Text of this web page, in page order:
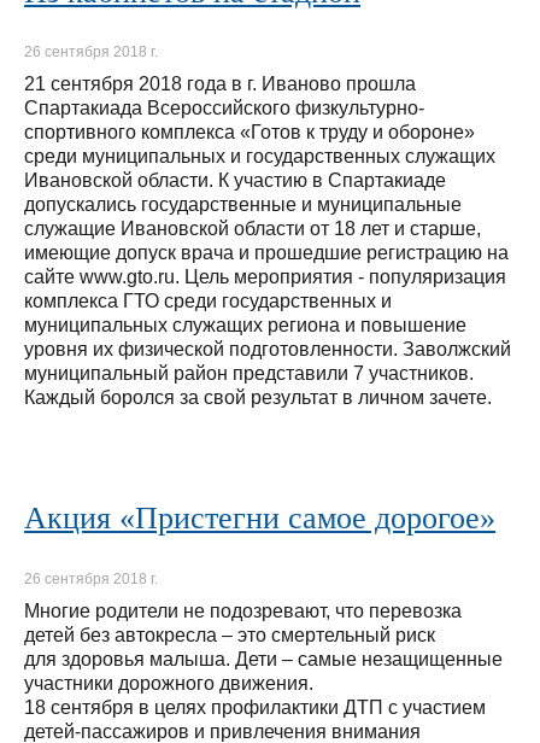
26 сентября 2018 г.
21 сентября 2018 года в г. Иваново прошла
Спартакиада Всероссийского физкультурно-
спортивного комплекса «Готов к труду и обороне»
среди муниципальных и государственных служащих
Ивановской области. К участию в Спартакиаде
допускались государственные и муниципальные
служащие Ивановской области от 18 лет и старше,
имеющие допуск врача и прошедшие регистрацию на
сайте www.gto.ru. Цель мероприятия - популяризация
комплекса ГТО среди государственных и
муниципальных служащих региона и повышение
уровня их физической подготовленности. Заволжский
муниципальный район представили 7 участников.
Каждый боролся за свой результат в личном зачете.
Акция «Пристегни самое дорогое»
26 сентября 2018 г.
Многие родители не подозревают, что перевозка
детей без автокресла – это смертельный риск
для здоровья малыша. Дети – самые незащищенные
участники дорожного движения.
18 сентября в целях профилактики ДТП с участием
детей-пассажиров и привлечения внимания